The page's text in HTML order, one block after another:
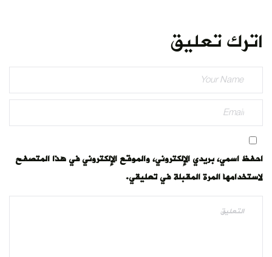
اترك تعليق
احفظ اسمي، بريدي الإلكتروني، والموقع الإلكتروني في هذا المتصفح
لاستخدامها المرة المقبلة في تعليقي.